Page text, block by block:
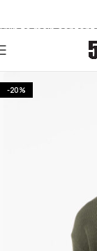
Skip to main content
-20%